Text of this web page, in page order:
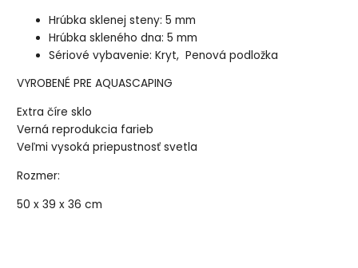
Hrúbka sklenej steny: 5 mm
Hrúbka skleného dna: 5 mm
Sériové vybavenie: Kryt, Penová podložka
VYROBENÉ PRE AQUASCAPING
Extra číre sklo
Verná reprodukcia farieb
Veľmi vysoká priepustnosť svetla
Rozmer:
50 x 39 x 36 cm